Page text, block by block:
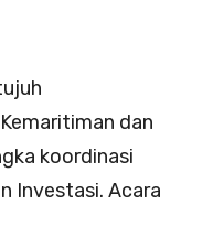
dan
koordinasi
Investasi. Acara